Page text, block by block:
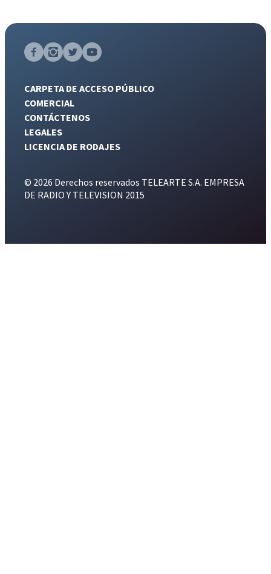
CARPETA DE ACCESO PÚBLICO
COMERCIAL
CONTÁCTENOS
LEGALES
LICENCIA DE RODAJES
© 2026 Derechos reservados TELEARTE S.A. EMPRESA
DE RADIO Y TELEVISION 2015